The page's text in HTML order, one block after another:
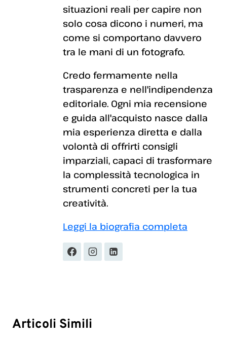
situazioni reali per capire non
solo cosa dicono i numeri, ma
come si comportano davvero
tra le mani di un fotografo.
Credo fermamente nella
trasparenza e nell'indipendenza
editoriale. Ogni mia recensione
e guida all'acquisto nasce dalla
mia esperienza diretta e dalla
volontà di offrirti consigli
imparziali, capaci di trasformare
la complessità tecnologica in
strumenti concreti per la tua
creatività.
Leggi la biografia completa
Articoli Simili